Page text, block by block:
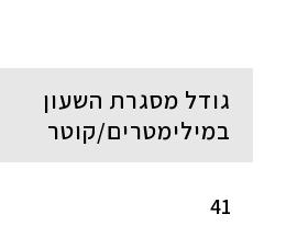
גודל מסגרת השעון
במילימטרים/קוטר
41